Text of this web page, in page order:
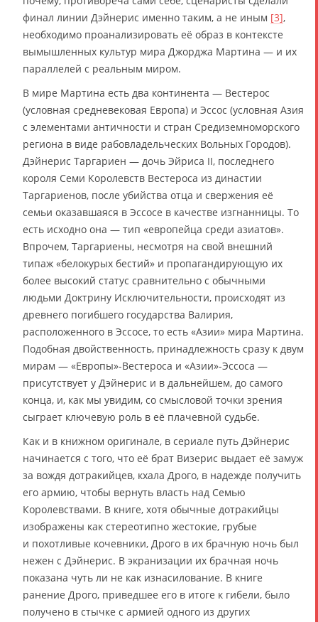
финал линии Дэйнерис именно таким, а не иным [3],
необходимо проанализировать её образ в контексте
вымышленных культур мира Джорджа Мартина — и их
параллелей с реальным миром.
В мире Мартина есть два континента — Вестерос
(условная средневековая Европа) и Эссос (условная Азия
с элементами античности и стран Средиземноморского
региона в виде рабовладельческих Вольных Городов).
Дэйнерис Таргариен — дочь Эйриса II, последнего
короля Семи Королевств Вестероса из династии
Таргариенов, после убийства отца и свержения её
семьи оказавшаяся в Эссосе в качестве изгнанницы. То
есть исходно она — тип «европейца среди азиатов».
Впрочем, Таргариены, несмотря на свой внешний
типаж «белокурых бестий» и пропагандирующую их
более высокий статус сравнительно с обычными
людьми Доктрину Исключительности, происходят из
древнего погибшего государства Валирия,
расположенного в Эссосе, то есть «Азии» мира Мартина.
Подобная двойственность, принадлежность сразу к двум
мирам — «Европы»-Вестероса и «Азии»-Эссоса —
присутствует у Дэйнерис и в дальнейшем, до самого
конца, и, как мы увидим, со смысловой точки зрения
сыграет ключевую роль в её плачевной судьбе.
Как и в книжном оригинале, в сериале путь Дэйнерис
начинается с того, что её брат Визерис выдает её замуж
за вождя дотракийцев, кхала Дрого, в надежде получить
его армию, чтобы вернуть власть над Семью
Королевствами. В книге, хотя обычные дотракийцы
изображены как стереотипно жестокие, грубые
и похотливые кочевники, Дрого в их брачную ночь был
нежен с Дэйнерис. В экранизации их брачная ночь
показана чуть ли не как изнасилование. В книге
ранение Дрого, приведшее его в итоге к гибели, было
получено в стычке с армией одного из других